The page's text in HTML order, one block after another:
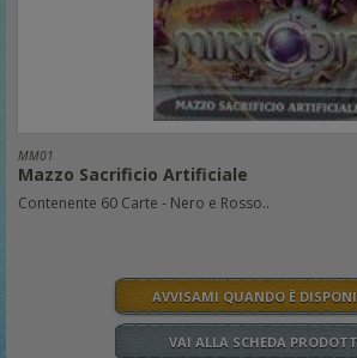
MM01
Mazzo Sacrificio Artificiale
Contenente 60 Carte - Nero e Rosso..
AVVISAMI QUANDO È
VAI ALLA SCHEDA